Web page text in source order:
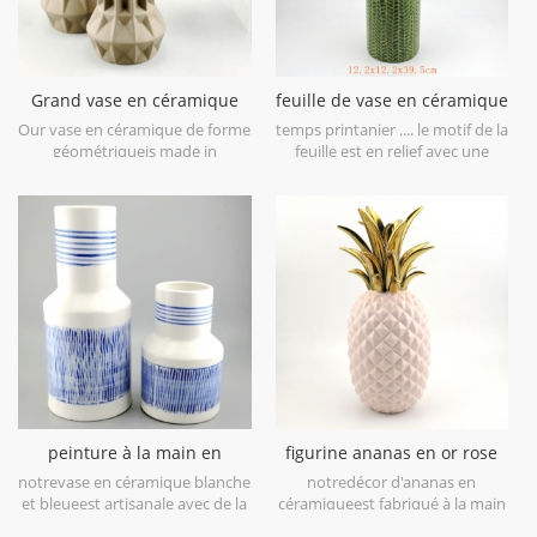
Grand vase en céramique
géométrique brun lot de 3
Our vase en céramique de forme
géométriqueis made in
material in geometric shapes,it is
hand-crafted with three sizes
assorted,very nice fit with your
modern furniture.
feuille de vase en céramique
vert citron patten
temps printanier .... le motif de la
feuille est en relief avec une
première vue. il est fait en grès
en porcelaine, obtenez plus
d'humeur de printemps essayez
cecivase en céramique vert lime.
peinture à la main en
céramique blanc et bleu
vase de table
notrevase en céramique blanche
et bleueest artisanale avec de la
figurine ananas en or rose
galvanoplastie déco maison
notredécor d'ananas en
céramiqueest fabriqué à la main